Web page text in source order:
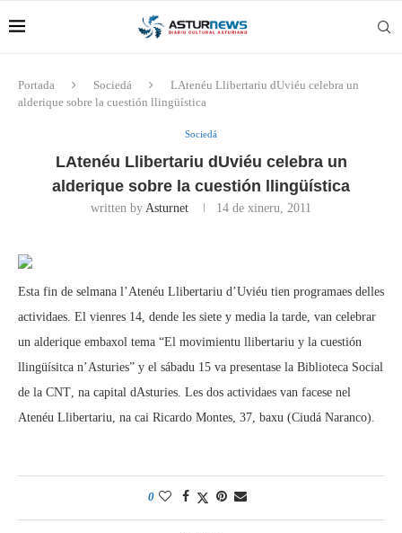
Portada Sociedá
LAtenéu Llibertariu dUviéu celebra un
alderique sobre la cuestión llingüística
Sociedá
LAtenéu Llibertariu dUviéu celebra un
alderique sobre la cuestión llingüística
written by Asturnet 14 de xineru, 2011
Esta fin de selmana l’Atenéu Llibertariu d’Uviéu tien programaes delles
actividaes. El vienres 14, dende les siete y media la tarde, van celebrar
un alderique embaxol tema “El movimientu llibertariu y la cuestión
llingüísitca n’Asturies” y el sábadu 15 va presentase la Biblioteca Social
de la CNT, na capital dAsturies. Les dos actividaes van facese nel
Atenéu Llibertariu, na cai Ricardo Montes, 37, baxu (Ciudá Naranco).
0